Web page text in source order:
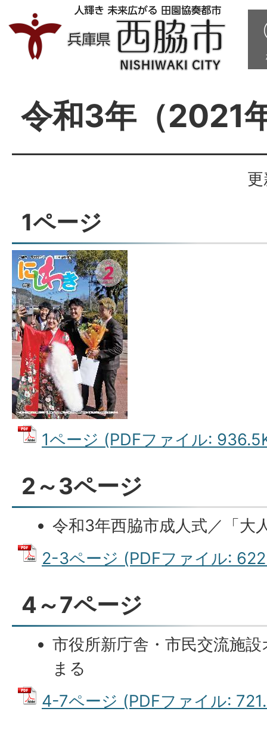
令和3年（2021
1ページ
1ページ (PDFファイル:
2～3ページ
令和3年西脇市成人式／「大
2-3ページ (PDFファイル:
4～7ページ
市役所新庁舎・市民交流施
まる
4-7ページ (PDFファイル: